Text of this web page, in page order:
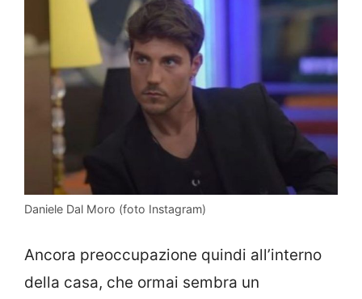
Daniele Dal Moro (foto Instagram)
Ancora preoccupazione quindi all’interno
della casa, che ormai sembra un